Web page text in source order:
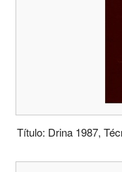
Título: Drina 1987,